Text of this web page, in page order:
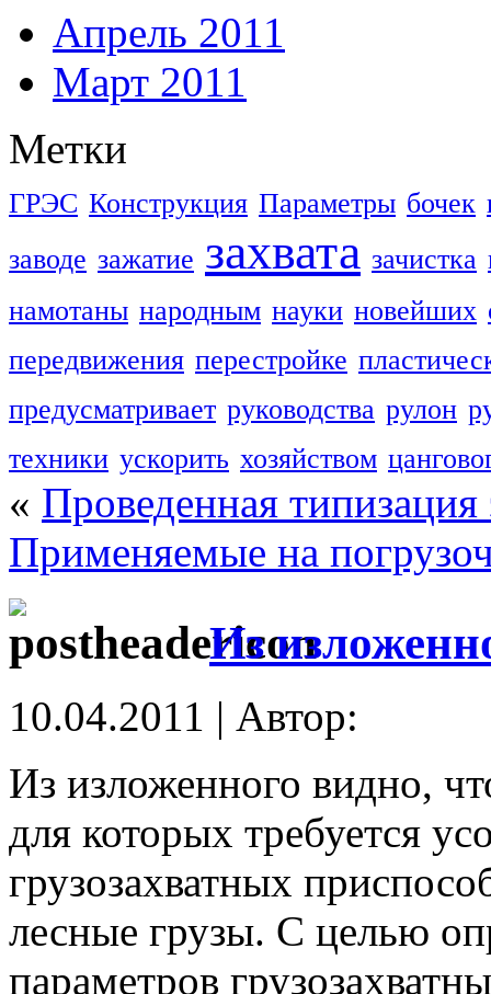
Апрель 2011
Март 2011
Метки
ГРЭС Конструкция Параметры бочек
заводе зажатие захвата зачистка
намотаны народным науки новейших
передвижения перестройке
предусматривает руководства рулон
техники ускорить хозяйством
« Проведенная типизация
Применяемые на
Из
10.04.2011 | Автор:
Из изложенного видно,
для которых требуется
грузозахватных
лесные грузы. С целью
параметров